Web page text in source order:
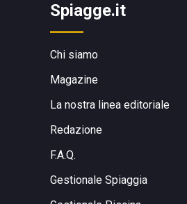
Spiagge.it
Chi siamo
Magazine
La nostra linea editoriale
Redazione
F.A.Q.
Gestionale Spiaggia